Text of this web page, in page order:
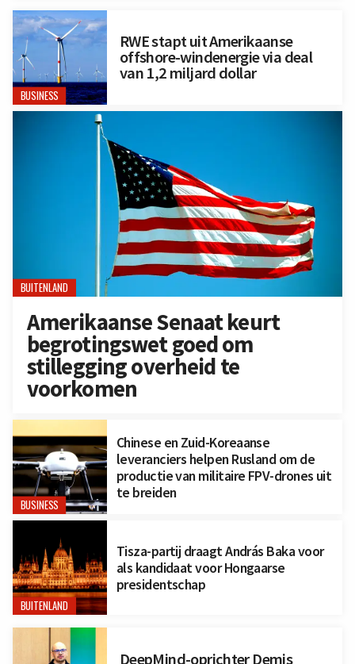
BUSINESS
RWE stapt uit Amerikaanse
offshore-windenergie via deal
van 1,2 miljard dollar
BUITENLAND
Amerikaanse Senaat keurt
begrotingswet goed om
stillegging overheid te
voorkomen
BUSINESS
Chinese en Zuid-Koreaanse
leveranciers helpen Rusland om de
productie van militaire FPV-drones uit
te breiden
BUITENLAND
Tisza-partij draagt András Baka voor
als kandidaat voor Hongaarse
presidentschap
DeepMind-oprichter Demis